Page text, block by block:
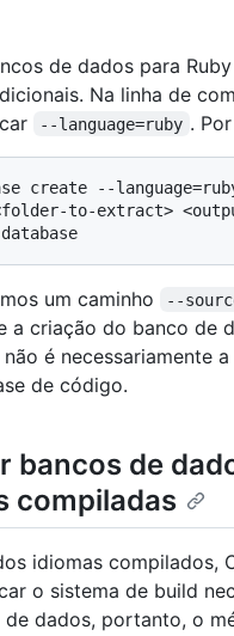
de dados para
Na linha de
--language=ruby .
create --
to-extract>
um caminho --
a criação do banco de
é necessariamente
de código.
bancos de
compiladas
idiomas compilados,
o sistema de build
de dados, portanto, o